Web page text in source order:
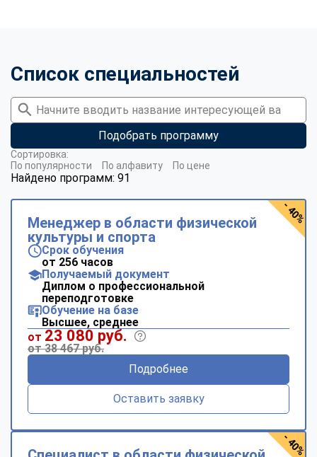
Список специальностей
Подобрать программу
Найдено программ: 91
Сортировка:
По популярности
По алфавиту По цене
Менеджер в области физической
культуры и спорта
Срок обучения
от 256 часов
Получаемый документ
Диплом о профессиональной
переподготовке
Обучение на базе
Высшее, среднее
от 23 080 руб.
от 38 467 руб.
Подробнее
Оставить заявку
- 40%
- 40%